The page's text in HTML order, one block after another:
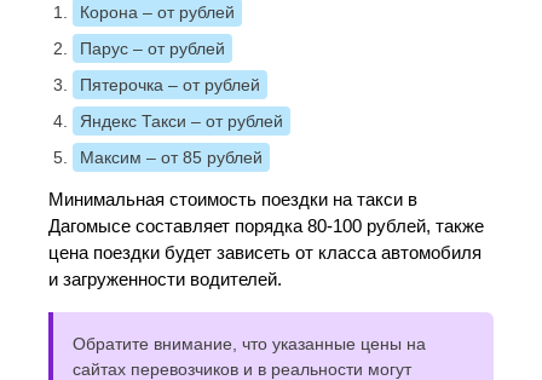
Корона – от рублей
Парус – от рублей
Пятерочка – от рублей
Яндекс Такси – от рублей
Максим – от 85 рублей
Минимальная стоимость поездки на такси в
Дагомысе составляет порядка 80-100 рублей, также
цена поездки будет зависеть от класса автомобиля
и загруженности водителей.
Обратите внимание, что указанные цены на
сайтах перевозчиков и в реальности могут